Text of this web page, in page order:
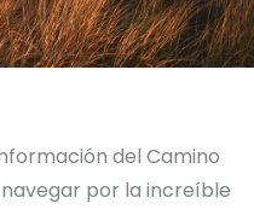
del Camino
por la increíble